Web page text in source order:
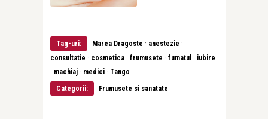
Tag-uri: Marea Dragoste · anestezie ·
consultatie · cosmetica · frumusete · fumatul · iubire
· machiaj · medici · Tango
Categorii:
Frumusete si sanatate